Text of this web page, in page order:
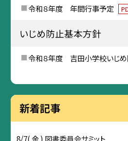
令和８年度 年間行事予定
いじめ防止基本方針
令和８年度 吉田小学校いじ
新着記事
8/7( 金 ) 図書委員会サミット